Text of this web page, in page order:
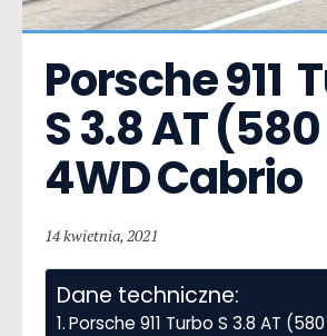
Porsche 911
S 3.8 AT
4WD Cabrio
14 kwietnia, 2021
Dane techniczne:
Porsche 911 Turbo S 3.8 AT